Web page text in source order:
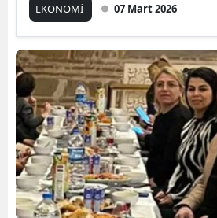
EKONOMİ 07 Mart 2026